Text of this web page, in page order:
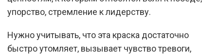
упорство, стремление к лидерству.
Нужно учитывать, что эта краска достаточно
быстро утомляет, вызывает чувство тревоги,